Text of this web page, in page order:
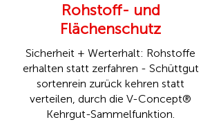
Rohstoff- und
Flächenschutz
Sicherheit + Werterhalt: Rohstoffe
erhalten statt zerfahren - Schüttgut
sortenrein zurück kehren statt
verteilen, durch die V-Concept®
Kehrgut-Sammelfunktion.